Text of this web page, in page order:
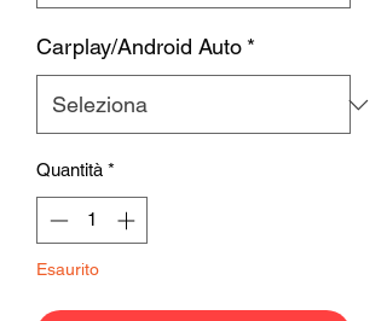
Carplay/Android Auto *
Quantità *
Esaurito